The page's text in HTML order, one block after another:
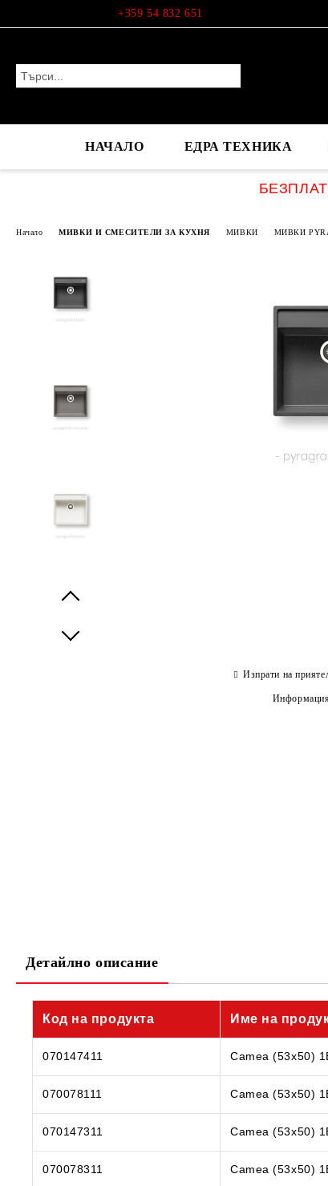
+359 54 832 651
НАЧАЛО ЕДРА ТЕХНИКА
Начало МИВКИ И СМЕСИТЕЛИ ЗА КУХНЯ МИВКИ МИВКИ
Изпрати на
Детайлно описание
Код на продукта Име на
070147411 Camea (53x50)
070078111 Camea (53x50)
070147311 Camea (53x50)
070078311 Camea (53x50)